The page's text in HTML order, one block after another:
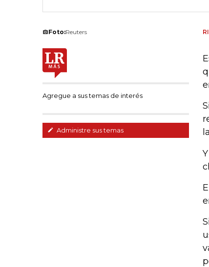
Foto:Reuters
Agregue a sus temas de interés
Administre sus temas